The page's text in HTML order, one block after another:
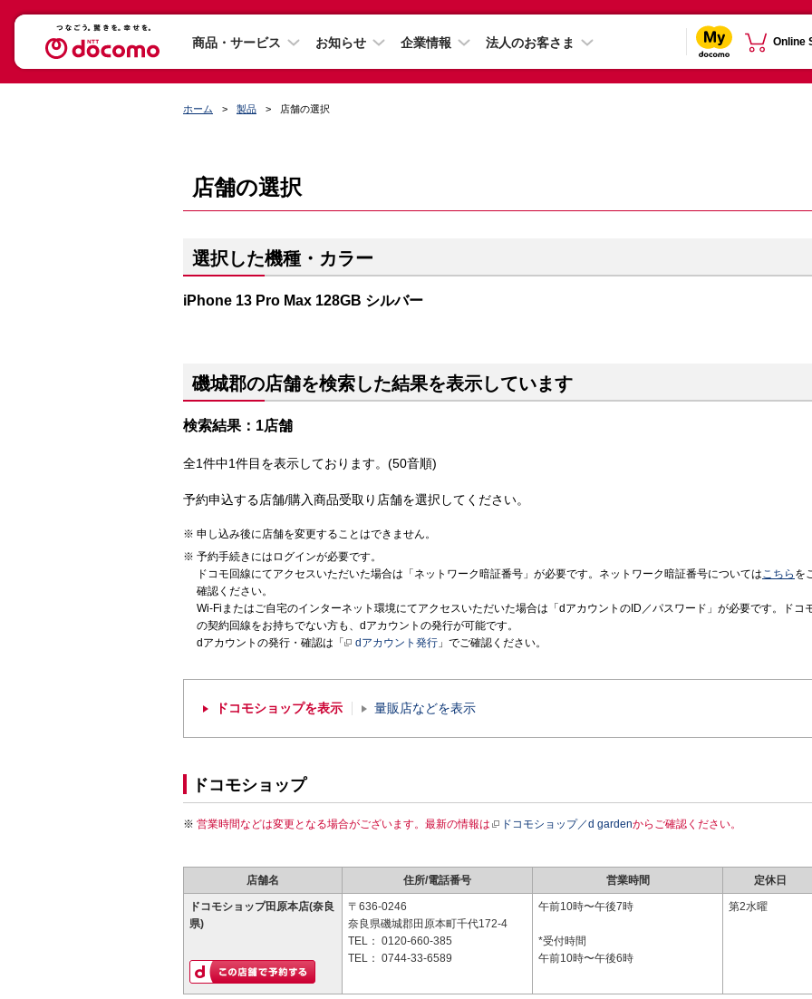
商品・サービス お知らせ 企業情報 法人のお客さま Online
ホーム 製品 店舗の選択
店舗の選択
選択した機種・カラー
iPhone 13 Pro Max 128GB シルバー
磯城郡の店舗を検索した結果を表示しています
検索結果：1店舗
全1件中1件目を表示しております。(50音順)
予約申込する店舗/購入商品受取り店舗を選択してください。
申し込み後に店舗を変更することはできません。
予約手続きにはログインが必要です。
ドコモ回線にてアクセスいただいた場合は「ネットワーク暗証番号」が必要です。ネットワーク暗証番号についてはこちら を
確認ください。
Wi-Fiまたはご自宅のインターネット環境にてアクセスいただいた場合は「dアカウントのID／パスワード」が必要です。ドコ
の契約回線をお持ちでない方も、dアカウントの発行が可能です。
dアカウントの発行・確認は「
dアカウント発行 」でご確認ください。
ドコモショップを表示 量販店などを表示
ドコモショップ
営業時間などは変更となる場合がございます。最新の情報は ドコモショップ／d gardenからご確認ください。
店舗名 住所/電話番号 営業時間 定休日
ドコモショップ田原本店(奈良
県)
〒636-0246
奈良県磯城郡田原本町千代172-4
TEL： 0120-660-385
TEL： 0744-33-6589
午前10時〜午後7時
*受付時間
午前10時〜午後6時
第2水曜